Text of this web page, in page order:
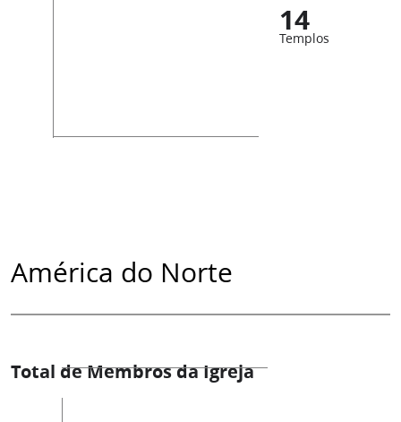
14
Templos
América do Norte
Total de Membros da Igreja